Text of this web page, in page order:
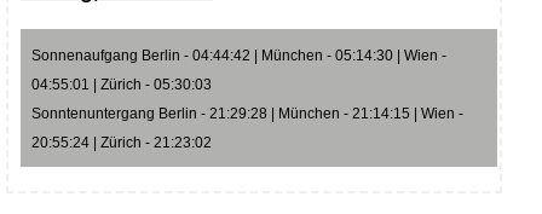
Sonnenaufgang Berlin - 04:44:42 | München - 05:14:30 | Wien -
04:55:01 | Zürich - 05:30:03
Sonntenuntergang Berlin - 21:29:28 | München - 21:14:15 | Wien -
20:55:24 | Zürich - 21:23:02